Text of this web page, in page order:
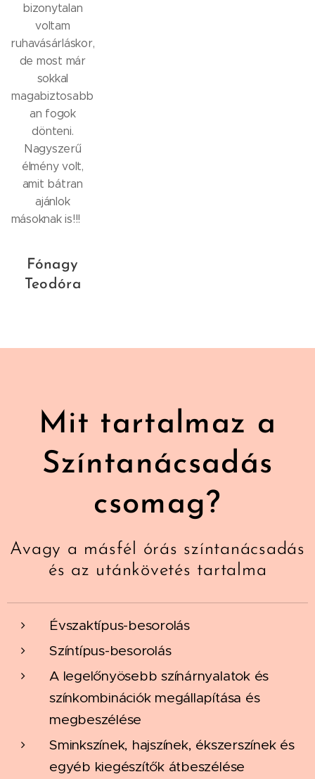
bizonytalan
voltam
ruhavásárláskor,
de most már
sokkal
magabiztosabb
an fogok
dönteni.
Nagyszerű
élmény volt,
amit bátran
ajánlok
másoknak is!!!💝
Fónagy
Teodóra
Mit tartalmaz a
Színtanácsadás
csomag?
Avagy a másfél órás színtanácsadás
és az utánkövetés tartalma
Évszaktípus-besorolás
Színtípus-besorolás
A legelőnyösebb színárnyalatok és
színkombinációk megállapítása és
megbeszélése
Sminkszínek, hajszínek, ékszerszínek és
egyéb kiegészítők átbeszélése